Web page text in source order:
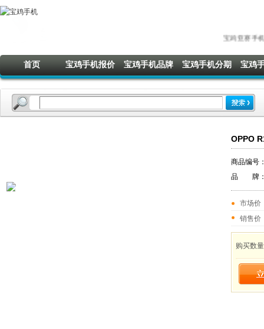
首页 宝鸡手机报价 宝鸡手机品牌 宝鸡手机分期 宝鸡
宝鸡亚赛手机欢迎您!电话
OPPO
商品编号
品 牌
市场价
销售价
购买数